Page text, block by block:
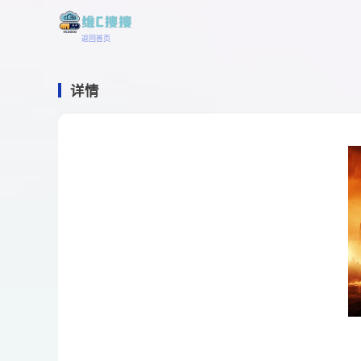
返回首页
详情